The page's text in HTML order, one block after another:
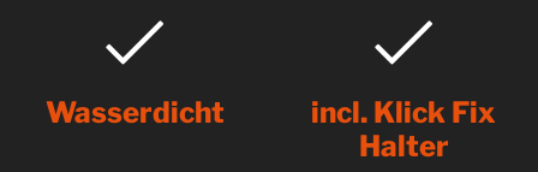
Wasserdicht
incl. Klick Fix
Halter